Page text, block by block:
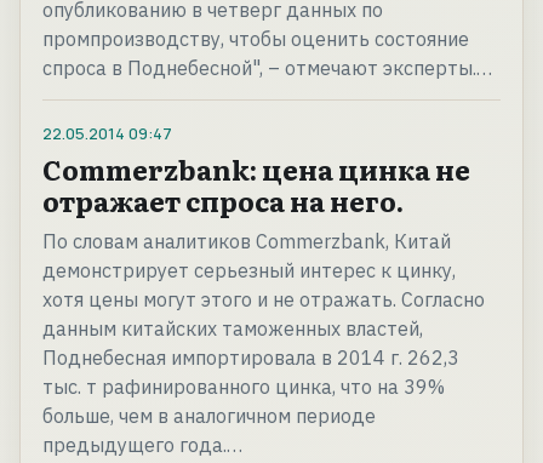
опубликованию в четверг данных по
промпроизводству, чтобы оценить состояние
спроса в Поднебесной", – отмечают эксперты.…
22.05.2014 09:47
Commerzbank: цена цинка не
отражает спроса на него.
По словам аналитиков Commerzbank, Китай
демонстрирует серьезный интерес к цинку,
хотя цены могут этого и не отражать. Согласно
данным китайских таможенных властей,
Поднебесная импортировала в 2014 г. 262,3
тыс. т рафинированного цинка, что на 39%
больше, чем в аналогичном периоде
предыдущего года.…